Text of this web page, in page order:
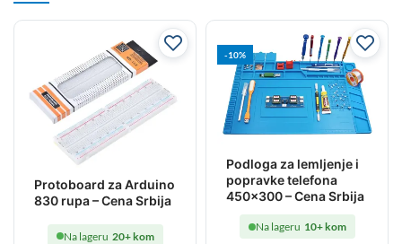
Protoboard za Arduino
830 rupa – Cena Srbija
Na lageru 20+ kom
-10%
Podloga za lemljenje i
popravke telefona
450×300 – Cena Srbija
Na lageru 10+ kom